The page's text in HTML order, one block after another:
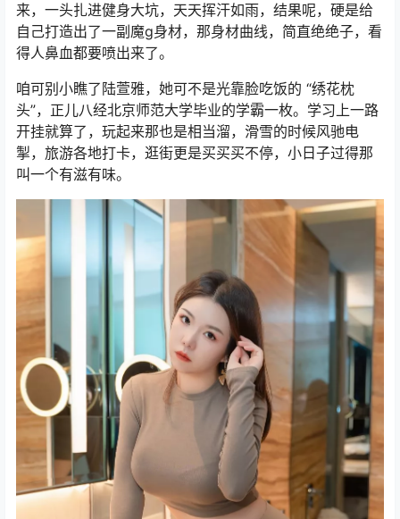
来，一头扎进健身大坑，天天挥汗如雨，结果呢，硬是给
自己打造出了一副魔g身材，那身材曲线，简直绝绝子，看
得人鼻血都要喷出来了。
咱可别小瞧了陆萱雅，她可不是光靠脸吃饭的 “绣花枕
头”，正儿八经北京师范大学毕业的学霸一枚。学习上一路
开挂就算了，玩起来那也是相当溜，滑雪的时候风驰电
掣，旅游各地打卡，逛街更是买买买不停，小日子过得那
叫一个有滋有味。